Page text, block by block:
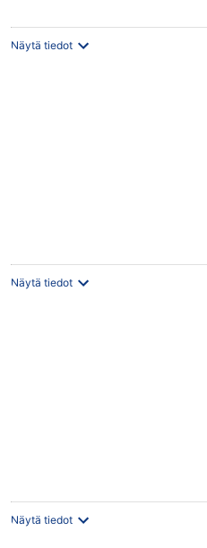
Näytä tiedot
Näytä tiedot
Näytä tiedot